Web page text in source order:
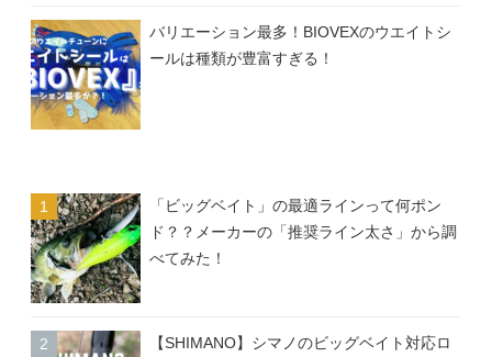
バリエーション最多！BIOVEXのウエイトシ
ールは種類が豊富すぎる！
「ビッグベイト」の最適ラインって何ポン
ド？？メーカーの「推奨ライン太さ」から調
べてみた！
【SHIMANO】シマノのビッグベイト対応ロ